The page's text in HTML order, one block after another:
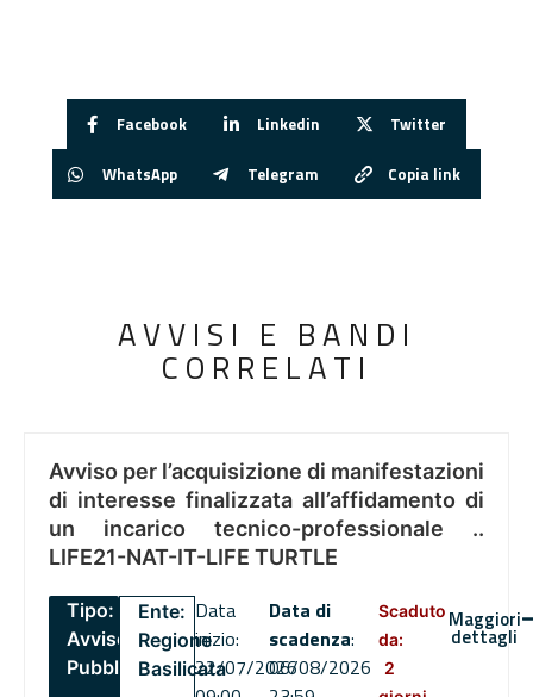
Facebook Linkedin Twitter
WhatsApp Telegram Copia link
AVVISI E BANDI
CORRELATI
Avviso per l’acquisizione di manifestazioni
di interesse finalizzata all’affidamento di
un incarico tecnico-professionale ..
LIFE21-NAT-IT-LIFE TURTLE
Tipo:
Avviso
Pubblico
Ente:
Regione
Basilicata
Data
inizio:
22/07/2026
Data di
scadenza:
06/08/2026
Scaduto
da:
2
Maggiori
dettagli